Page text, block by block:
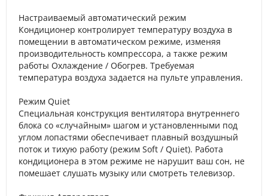
Настраиваемый автоматический режим
Кондиционер контролирует температуру воздуха в
помещении в автоматическом режиме, изменяя
производительность компрессора, а также режим
работы Охлаждение / Обогрев. Требуемая
температура воздуха задается на пульте управления.
Режим Quiet
Специальная конструкция вентилятора внутреннего
блока со «случайным» шагом и установленными под
углом лопастями обеспечивает плавный воздушный
поток и тихую работу (режим Soft / Quiet). Работа
кондиционера в этом режиме не нарушит ваш сон, не
помешает слушать музыку или смотреть телевизор.